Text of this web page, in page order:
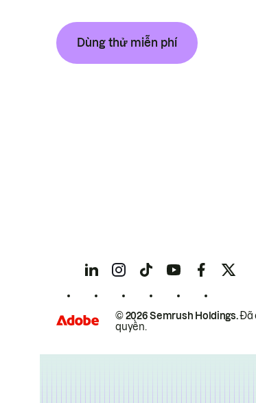
Dùng thử miễn phí
© 2026 Semrush Holdings.Đã
quyền.